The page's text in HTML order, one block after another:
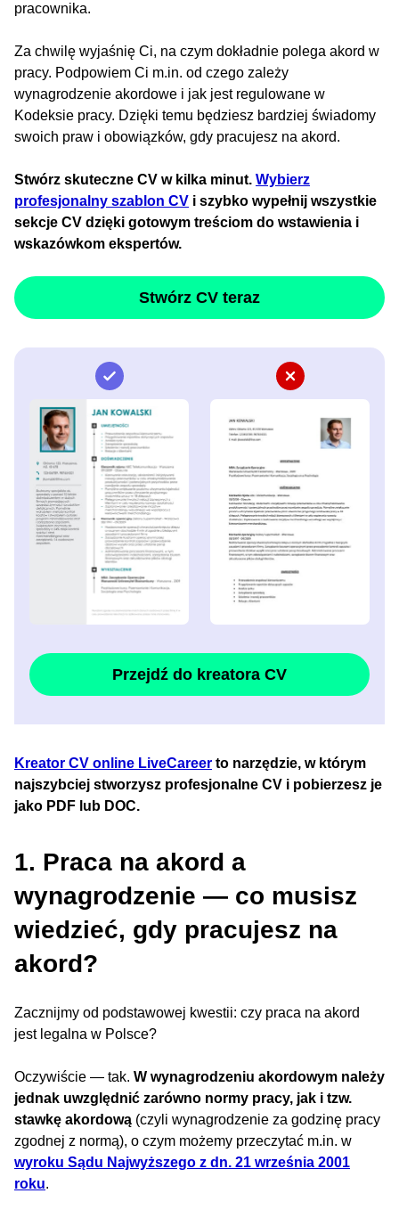
pracownika.
Za chwilę wyjaśnię Ci, na czym dokładnie polega akord w
pracy. Podpowiem Ci m.in. od czego zależy
wynagrodzenie akordowe i jak jest regulowane w
Kodeksie pracy. Dzięki temu będziesz bardziej świadomy
swoich praw i obowiązków, gdy pracujesz na akord.
Stwórz skuteczne CV w kilka minut. Wybierz
profesjonalny szablon CV i szybko wypełnij wszystkie
sekcje CV dzięki gotowym treściom do wstawienia i
wskazówkom ekspertów.
Stwórz CV teraz
Przejdź do kreatora CV
Kreator CV online LiveCareer to narzędzie, w którym
najszybciej stworzysz profesjonalne CV i pobierzesz je
jako PDF lub DOC.
1. Praca na akord a
wynagrodzenie — co musisz
wiedzieć, gdy pracujesz na
akord?
Zacznijmy od podstawowej kwestii: czy praca na akord
jest legalna w Polsce?
Oczywiście — tak. W wynagrodzeniu akordowym należy
jednak uwzględnić zarówno normy pracy, jak i tzw.
stawkę akordową (czyli wynagrodzenie za godzinę pracy
zgodnej z normą), o czym możemy przeczytać m.in. w
wyroku Sądu Najwyższego z dn. 21 września 2001
roku.